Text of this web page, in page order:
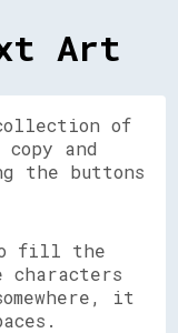
Art
of
and
the buttons
fill the
characters
it